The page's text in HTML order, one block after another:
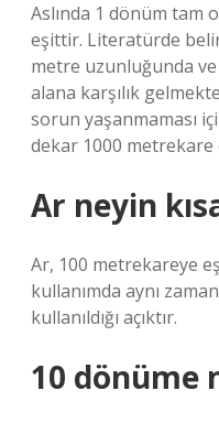
Aslında 1 dönüm tam
eşittir. Literatürde
metre uzunluğunda
alana karşılık
sorun yaşanmaması
dekar 1000
Ar neyin
Ar, 100 metrekareye
kullanımda aynı
kullanıldığı açıktır.
10 dönüme